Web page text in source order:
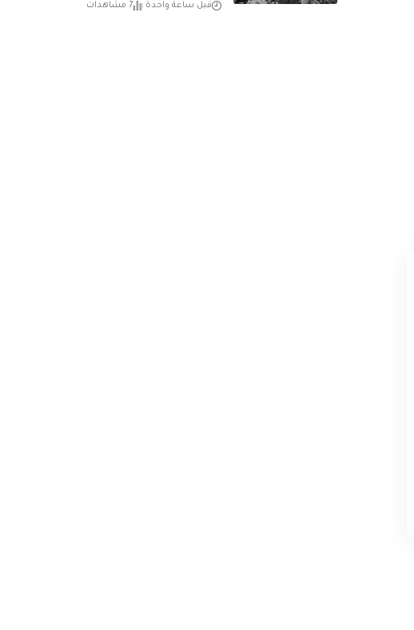
قبل ساعة واحدة 7 مشاهدات